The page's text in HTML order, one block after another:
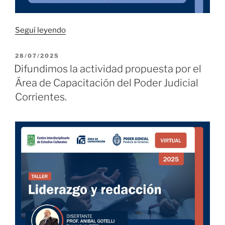
Seguí leyendo“Difundimos
propuesta
el
Área
Capacitación
del
Corrientes.”
PUBLICADO
EL
28/07/2025
Difundimos la actividad propuesta por el
Área de Capacitación del Poder Judicial
Corrientes.